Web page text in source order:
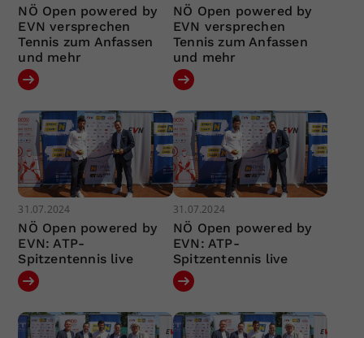
NÖ Open powered by
EVN versprechen
Tennis zum Anfassen
und mehr
NÖ Open powered by
EVN versprechen
Tennis zum Anfassen
und mehr
31.07.2024
NÖ Open powered by
EVN: ATP-
Spitzentennis live
31.07.2024
NÖ Open powered by
EVN: ATP-
Spitzentennis live